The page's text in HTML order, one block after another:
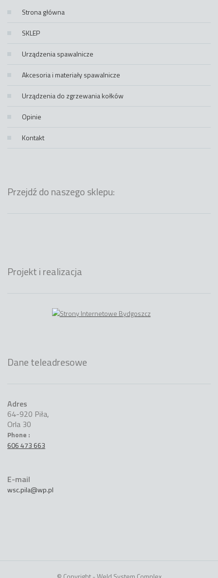
Strona główna
SKLEP
Urządzenia spawalnicze
Akcesoria i materiały spawalnicze
Urządzenia do zgrzewania kołków
Opinie
Kontakt
Przejdź do naszego sklepu:
Projekt i realizacja
Dane teleadresowe
Adres
64-920 Piła,
Orla 30
Phone :
606 473 663
E-mail
wsc.pila@wp.pl